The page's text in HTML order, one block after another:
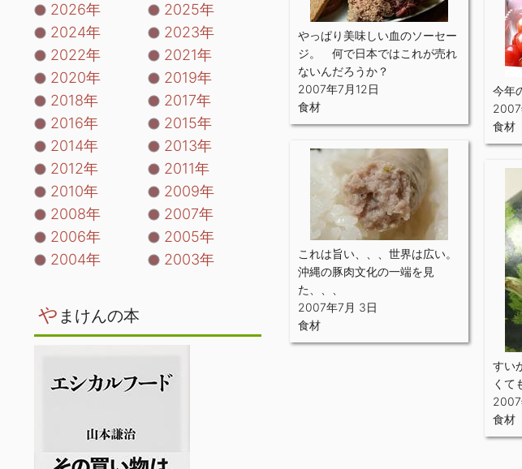
やっぱり美味しい血のソーセー
ジ。 何で日本ではこれが売れ
ないんだろうか？
2007年7月12日
食材
今年
食材
これは旨い、、、世界は広い。
沖縄の豚肉文化の一端を見
た、、、
2007年7月 3日
食材
すい
くて
食材
2026年
2025年
2024年
2023年
2022年
2021年
2020年
2019年
2018年
2017年
2016年
2015年
2014年
2013年
2012年
2011年
2010年
2009年
2008年
2007年
2006年
2005年
2004年
2003年
や まけんの本